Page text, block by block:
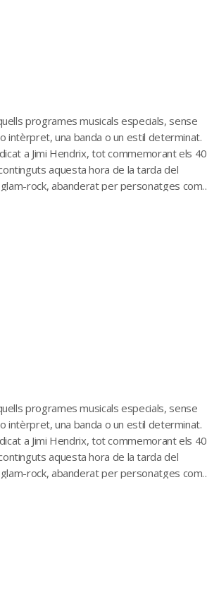
programes musicals especials, sense
intèrpret, una banda o un estil determinat.
a Jimi Hendrix, tot commemorant els 40
aquesta hora de la tarda del
rock, abanderat per personatges com
programes musicals especials, sense
intèrpret, una banda o un estil determinat.
a Jimi Hendrix, tot commemorant els 40
aquesta hora de la tarda del
rock, abanderat per personatges com